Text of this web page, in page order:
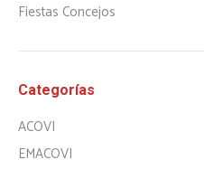
Fiestas Concejos
Categorías
ACOVI
EMACOVI